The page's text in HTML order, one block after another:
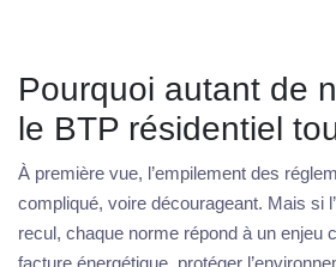
Pourquoi autant de
le BTP résidentiel
À première vue, l’empilement des
compliqué, voire décourageant. Mais si
recul, chaque norme répond à un enjeu
facture énergétique, protéger